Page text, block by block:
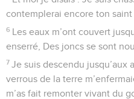
contemplerai encore ton saint
6 Les eaux m’ont couvert
enserré, Des joncs se sont
7 Je suis descendu jusqu’aux
verrous de la terre
m’as fait remonter vivant du